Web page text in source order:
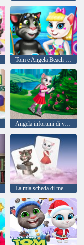
Tom e Angela Beach Vacation
Angela infortuni di viaggio